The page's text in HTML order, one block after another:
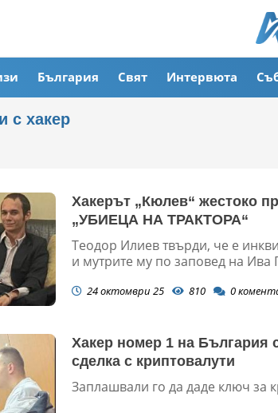
България Свят Интервюта
с хакер
Хакерът „Кюлев“ жестоко
„УБИЕЦА НА ТРАКТОРА“
Теодор Илиев твърди, че е
и мутрите му по заповед на Ива
24 октомври 25 810 0
Хакер номер 1 на България
сделка с криптовалути
Заплашвали го да даде ключ за